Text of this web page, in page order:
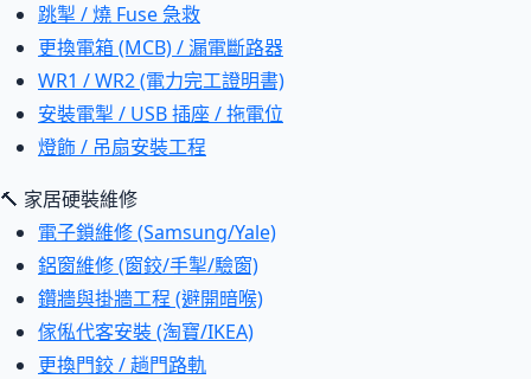
跳掣 / 燒 Fuse 急救
更換電箱 (MCB) / 漏電斷路器
WR1 / WR2 (電力完工證明書)
安裝電掣 / USB 插座 / 拖電位
燈飾 / 吊扇安裝工程
🔨 家居硬裝維修
電子鎖維修 (Samsung/Yale)
鋁窗維修 (窗鉸/手掣/驗窗)
鑽牆與掛牆工程 (避開暗喉)
傢俬代客安裝 (淘寶/IKEA)
更換門鉸 / 趟門路軌